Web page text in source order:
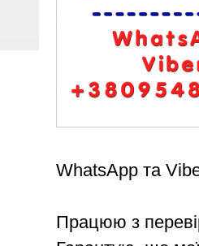
WhatsApp та
Працюю з